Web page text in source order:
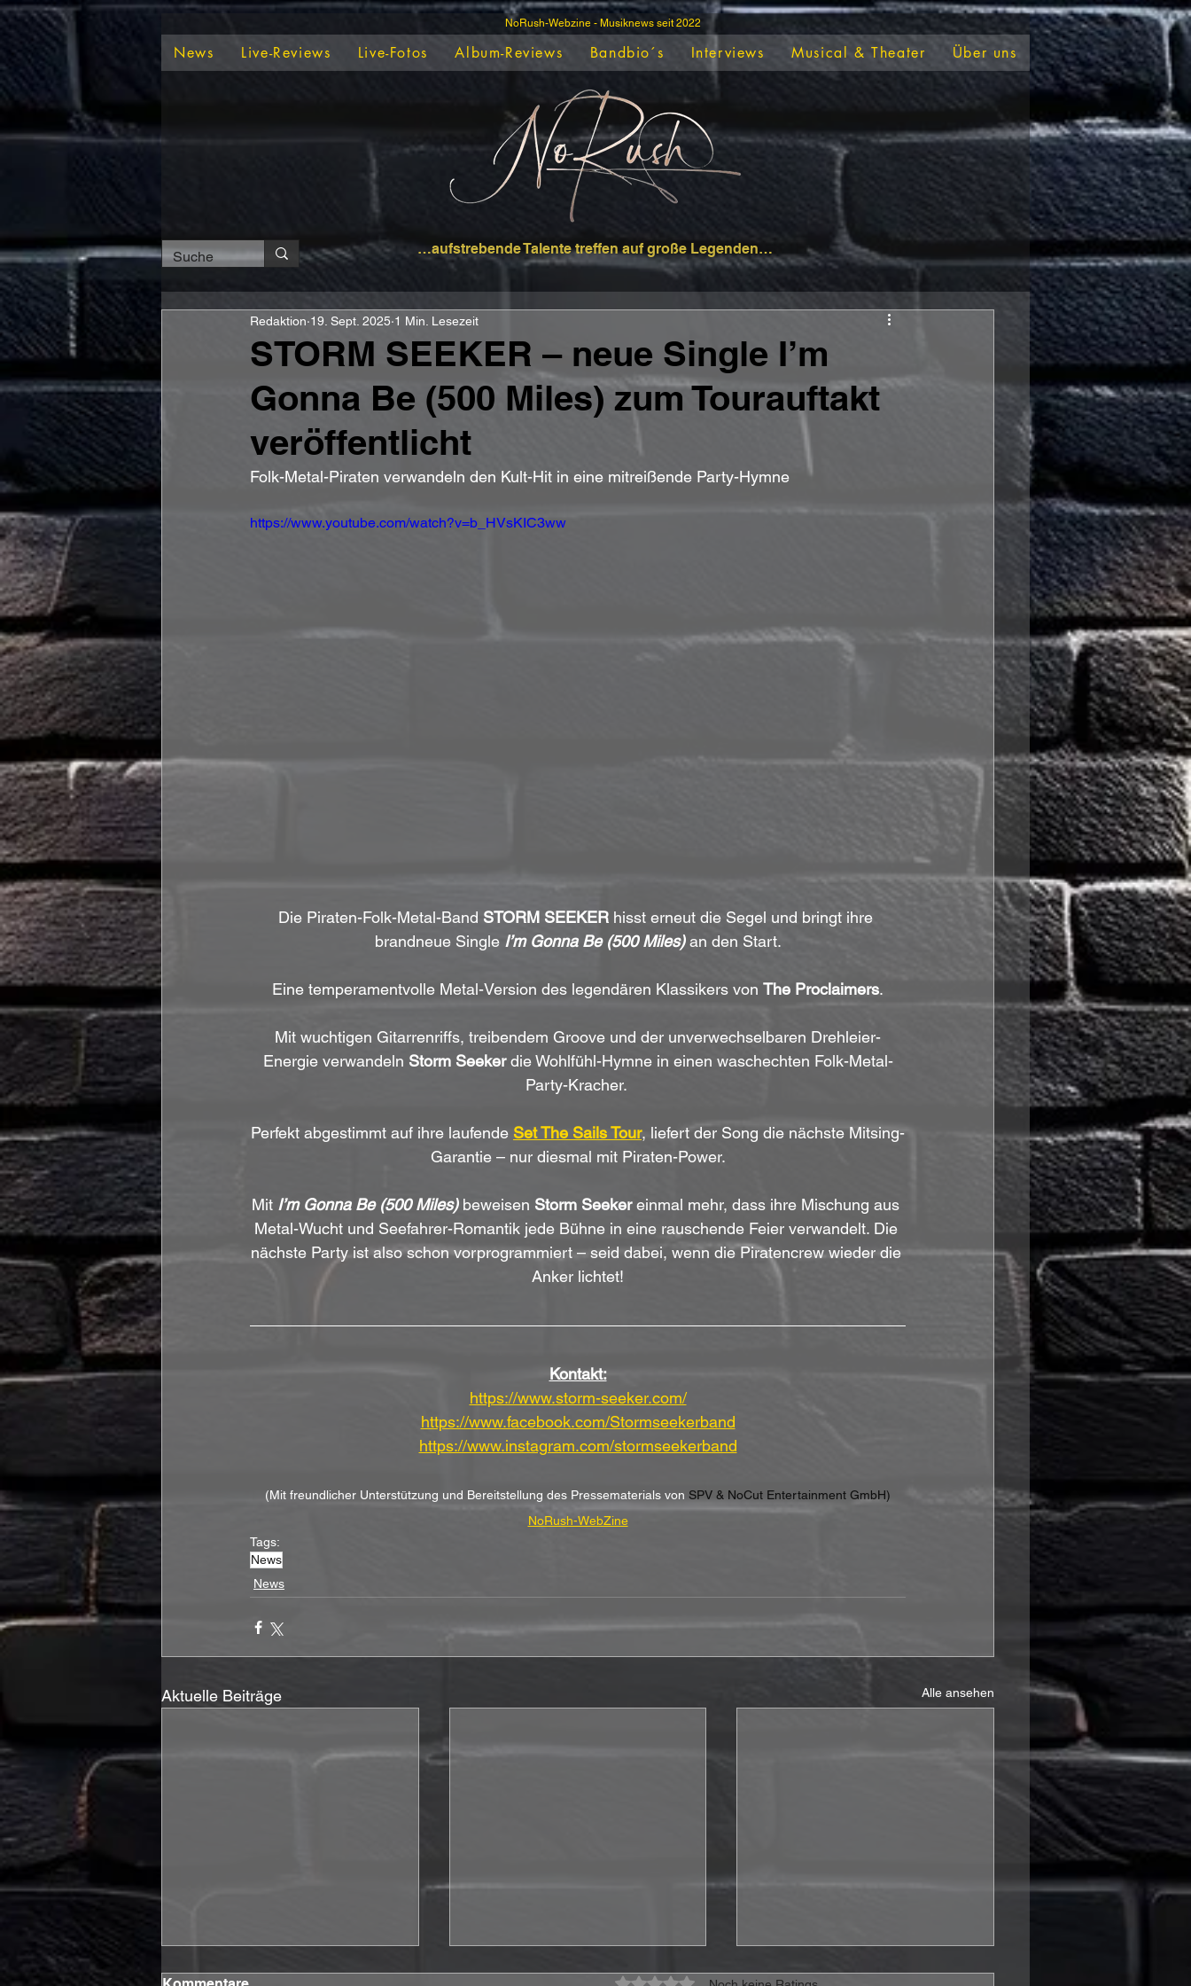
NoRush-Webzine - Musiknews seit 2022
News Live-Reviews Live-Fotos Album-Reviews Bandbio´s Interviews Musical & Theater Über uns
…aufstrebende Talente treffen auf große Legenden…
STORM SEEKER – neue Single I’m
Gonna Be (500 Miles) zum Tourauftakt
veröffentlicht
Redaktion 19. Sept. 2025 1 Min. Lesezeit
Folk-Metal-Piraten verwandeln den Kult-Hit in eine mitreißende Party-Hymne
https://www.youtube.com/watch?v=b_HVsKIC3ww
Die Piraten-Folk-Metal-Band STORM SEEKER hisst erneut die Segel und bringt ihre
brandneue Single I’m Gonna Be (500 Miles) an den Start.
Eine temperamentvolle Metal-Version des legendären Klassikers von The Proclaimers.
Mit wuchtigen Gitarrenriffs, treibendem Groove und der unverwechselbaren Drehleier-
Energie verwandeln Storm Seeker die Wohlfühl-Hymne in einen waschechten Folk-Metal-
Party-Kracher.
Perfekt abgestimmt auf ihre laufende Set The Sails Tour, liefert der Song die nächste Mitsing-
Garantie – nur diesmal mit Piraten-Power.
Mit I’m Gonna Be (500 Miles) beweisen Storm Seeker einmal mehr, dass ihre Mischung aus
Metal-Wucht und Seefahrer-Romantik jede Bühne in eine rauschende Feier verwandelt. Die
nächste Party ist also schon vorprogrammiert – seid dabei, wenn die Piratencrew wieder die
Anker lichtet!
Kontakt:
https://www.storm-seeker.com/
https://www.facebook.com/Stormseekerband
https://www.instagram.com/stormseekerband
(Mit freundlicher Unterstützung und Bereitstellung des Pressematerials von SPV & NoCut Entertainment GmbH)
NoRush-WebZine
Tags:
News
News
Aktuelle Beiträge Alle ansehen